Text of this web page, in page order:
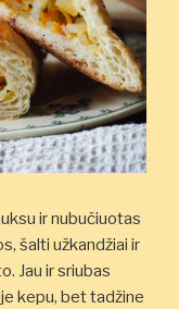
ir nubučiuotas
šalti užkandžiai ir
Jau ir sriubas
kepu, bet tadžine